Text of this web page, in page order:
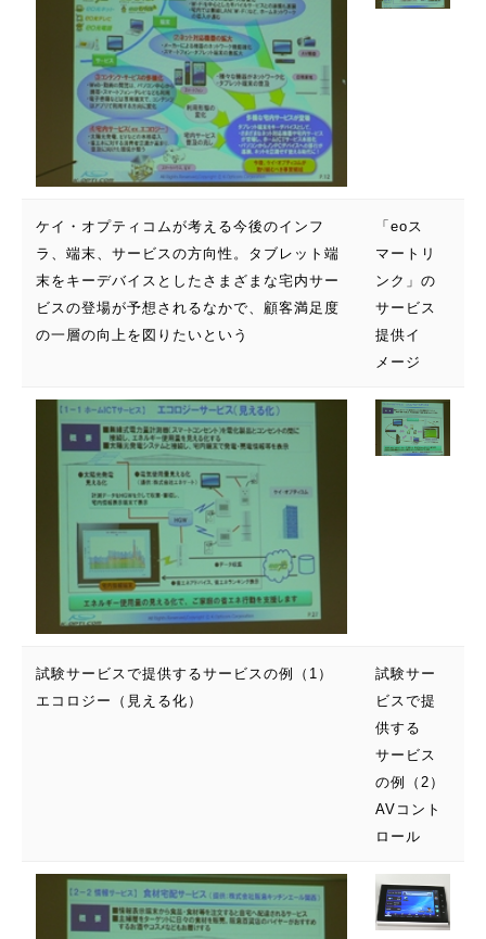
ケイ・オプティコムが考える今後のインフ
ラ、端末、サービスの方向性。タブレット端
末をキーデバイスとしたさまざまな宅内サー
ビスの登場が予想されるなかで、顧客満足度
の一層の向上を図りたいという
「eoス
マートリ
ンク」の
サービス
提供イ
メージ
試験サービスで提供するサービスの例（1）
エコロジー（見える化）
試験サー
ビスで提
供する
サービス
の例（2）
AVコント
ロール